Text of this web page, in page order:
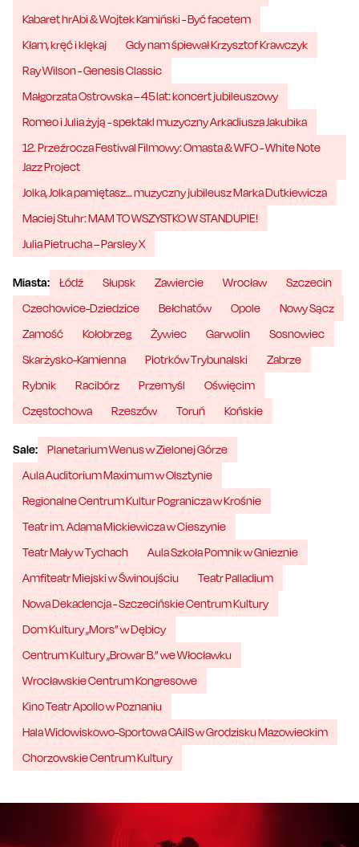
Kabaret hrAbi & Wojtek Kamiński - Być facetem
Kłam, kręć i klękaj
Gdy nam śpiewał Krzysztof Krawczyk
Ray Wilson - Genesis Classic
Małgorzata Ostrowska – 45 lat: koncert jubileuszowy
Romeo i Julia żyją - spektakl muzyczny Arkadiusza Jakubika
12. Przeźrocza Festiwal Filmowy: Omasta & WFO - White Note
Jazz Project
Jolka, Jolka pamiętasz… muzyczny jubileusz Marka Dutkiewicza
Maciej Stuhr: MAM TO WSZYSTKO W STANDUPIE!
Julia Pietrucha – Parsley X
Miasta: Łódź Słupsk Zawiercie Wrocław
Szczecin
Czechowice-Dziedzice
Bełchatów Opole
Nowy Sącz
Zamość
Kołobrzeg Żywiec Garwolin
Sosnowiec
Skarżysko-Kamienna
Piotrków Trybunalski
Zabrze
Rybnik
Racibórz Przemyśl
Oświęcim
Częstochowa
Rzeszów Toruń Końskie
Sale:
Planetarium Wenus w Zielonej Górze
Aula Auditorium Maximum w Olsztynie
Regionalne Centrum Kultur Pogranicza w Krośnie
Teatr im. Adama Mickiewicza w Cieszynie
Teatr Mały w Tychach
Aula Szkoła Pomnik w Gnieznie
Amfiteatr Miejski w Świnoujściu
Teatr Palladium
Nowa Dekadencja - Szczecińskie Centrum Kultury
Dom Kultury „Mors” w Dębicy
Centrum Kultury „Browar B.” we Włocławku
Wrocławskie Centrum Kongresowe
Kino Teatr Apollo w Poznaniu
Hala Widowiskowo-Sportowa CAiIS w Grodzisku Mazowieckim
Chorzowskie Centrum Kultury